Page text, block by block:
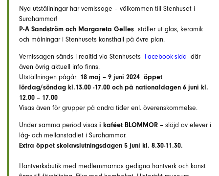
Nya utställningar har vernissage – välkommen till Stenhuset i
Surahammar!
P-A Sandström och Margareta Gelles ställer ut glas, keramik
och målningar i Stenhusets konsthall på övre plan.
Vernissagen sänds i realtid via Stenhusets Facebook-sida där
även övrig aktuell info finns.
Utställningen pågår 18 maj – 9 juni 2024 öppet
lördag/söndag kl.13.00 -17.00 och på nationaldagen 6 juni kl.
12.00 – 17.00
Visas även för grupper på andra tider enl. överenskommelse.
Under samma period visas i kaféet BLOMMOR – slöjd av elever i
låg- och mellanstadiet i Surahammar.
Extra öppet skolavslutningsdagen 5 juni kl. 8.30-11.30.
Hantverksbutik med medlemmarnas gedigna hantverk och konst